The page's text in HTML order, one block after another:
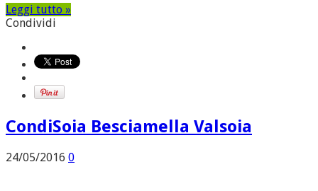
Leggi tutto »
Condividi
CondiSoia Besciamella Valsoia
24/05/2016 0